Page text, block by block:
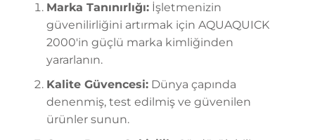
Marka Tanınırlığı:İşletmenizin
güvenilirliğini artırmak için AQUAQUICK
2000'in güçlü marka kimliğinden
yararlanın.
Kalite Güvencesi:Dünya çapında
denenmiş, test edilmiş ve güvenilen
ürünler sunun.